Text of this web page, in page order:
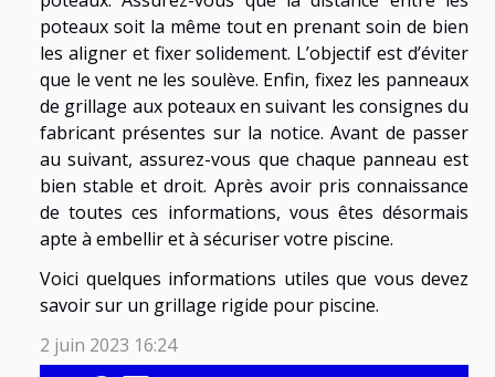
poteaux soit la même tout en prenant soin de bien
les aligner et fixer solidement. L’objectif est d’éviter
que le vent ne les soulève. Enfin, fixez les panneaux
de grillage aux poteaux en suivant les consignes du
fabricant présentes sur la notice. Avant de passer
au suivant, assurez-vous que chaque panneau est
bien stable et droit. Après avoir pris connaissance
de toutes ces informations, vous êtes désormais
apte à embellir et à sécuriser votre piscine.
Voici quelques informations utiles que vous devez
savoir sur un grillage rigide pour piscine.
2 juin 2023 16:24